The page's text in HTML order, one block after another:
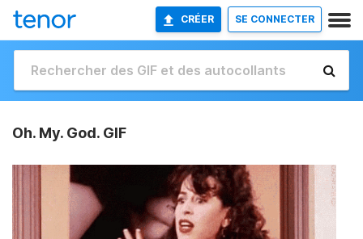
CRÉER SE CONNECTER
Oh. My. God. GIF